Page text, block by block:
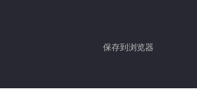
保存到浏览器